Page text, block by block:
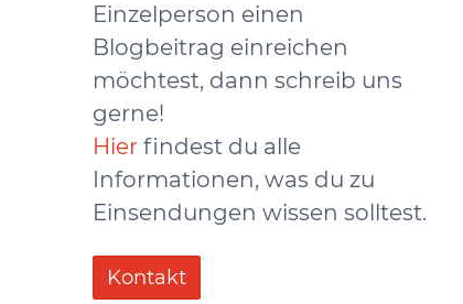
Einzelperson einen
Blogbeitrag einreichen
möchtest, dann schreib uns
gerne!
Hier findest du alle
Informationen, was du zu
Einsendungen wissen solltest.
Kontakt